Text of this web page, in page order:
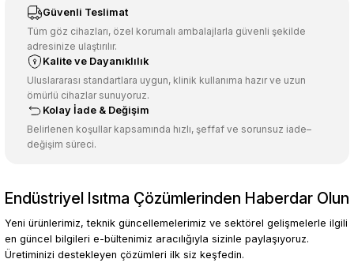
Ürün resmi kalitesiz, bozuk veya görüntülenemiyor.
Ürün açıklamasında eksik bilgiler bulunuyor.
Ürün bilgilerinde hatalar bulunuyor.
Ürün fiyatı diğer sitelerden daha pahalı.
Bu ürüne benzer farklı alternatifler olmalı.
Gönder
Güvenli Teslimat
Tüm göz cihazları, özel korumalı ambalajlarla güvenli şekilde
adresinize ulaştırılır.
Kalite ve Dayanıklılık
Uluslararası standartlara uygun, klinik kullanıma hazır ve uzun
ömürlü cihazlar sunuyoruz.
Kolay İade & Değişim
Belirlenen koşullar kapsamında hızlı, şeffaf ve sorunsuz iade–
değişim süreci.
Endüstriyel Isıtma Çözümlerinden Haberdar Olun
Yeni ürünlerimiz, teknik güncellemelerimiz ve sektörel gelişmelerle ilgili
en güncel bilgileri e-bültenimiz aracılığıyla sizinle paylaşıyoruz.
Üretiminizi destekleyen çözümleri ilk siz keşfedin.